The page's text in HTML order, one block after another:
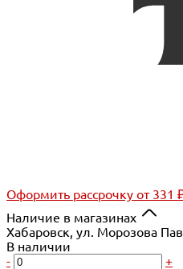
Оформить рассрочку от 331
Наличие в магазинах
Хабаровск, ул. Морозова
В наличии
-
+